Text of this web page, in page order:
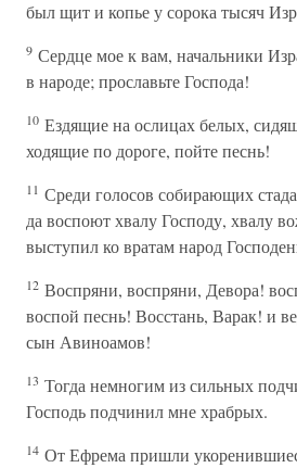
был щит и копье у сорока тысяч
9 Сердце мое к вам, начальники
в народе; прославьте Господа!
10 Ездящие на ослицах белых,
ходящие по дороге, пойте песнь!
11 Среди голосов собирающих
да воспоют хвалу Господу, хвалу
выступил ко вратам народ
12 Воспряни, воспряни, Девора!
воспой песнь! Восстань, Варак! и
сын Авиноамов!
13 Тогда немногим из сильных
Господь подчинил мне храбрых.
14 От Ефрема пришли